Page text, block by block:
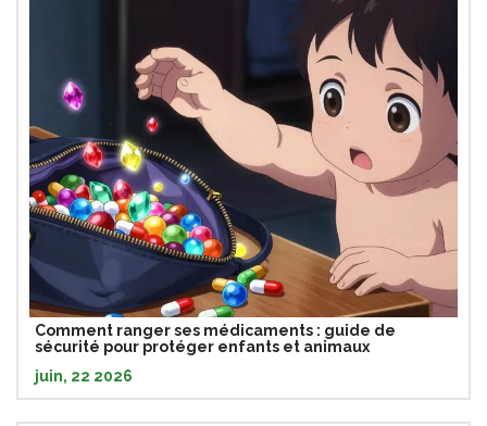
Comment ranger ses médicaments : guide de
sécurité pour protéger enfants et animaux
juin, 22 2026